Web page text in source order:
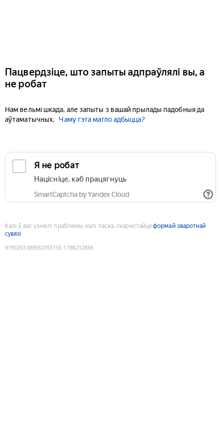
Пацвердзіце, што запыты адпраўлялі вы, а
не робат
Нам вельмі шкада, але запыты з вашай прылады падобныя да
аўтаматычных.
Чаму гэта магло адбыцца?
Я не робат
Націсніце, каб працягнуць
SmartCaptcha by Yandex Cloud
Калі ў вас узніклі праблемы, калі ласка, скарыстайцеформай зваротнай
сувязі
9190253389552765155:1786212888